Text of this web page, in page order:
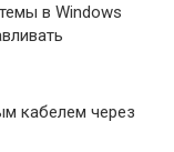
в Windows
кабелем через